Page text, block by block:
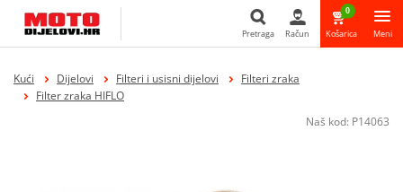
Pretraga Račun
0
Košarica Meni
Kući Dijelovi Filteri i usisni dijelovi
Filteri zraka
Filter zraka HIFLO
Naš kod: P14063